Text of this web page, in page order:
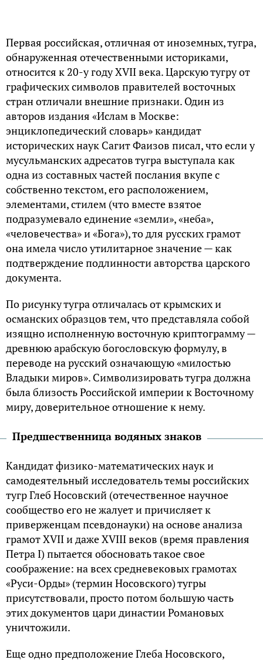
Первая российская, отличная от иноземных, тугра,
обнаруженная отечественными историками,
относится к 20-у году XVII века. Царскую тугру от
графических символов правителей восточных
стран отличали внешние признаки. Один из
авторов издания «Ислам в Москве:
энциклопедический словарь» кандидат
исторических наук Сагит Фаизов писал, что если у
мусульманских адресатов тугра выступала как
одна из составных частей послания вкупе с
собственно текстом, его расположением,
элементами, стилем (что вместе взятое
подразумевало единение «земли», «неба»,
«человечества» и «Бога»), то для русских грамот
она имела число утилитарное значение — как
подтверждение подлинности авторства царского
документа.
По рисунку тугра отличалась от крымских и
османских образцов тем, что представляла собой
изящно исполненную восточную криптограмму —
древнюю арабскую богословскую формулу, в
переводе на русский означающую «милостью
Владыки миров». Символизировать тугра должна
была близость Российской империи к Восточному
миру, доверительное отношение к нему.
Предшественница водяных знаков
Кандидат физико-математических наук и
самодеятельный исследователь темы российских
тугр Глеб Носовский (отечественное научное
сообщество его не жалует и причисляет к
приверженцам псевдонауки) на основе анализа
грамот XVII и даже XVIII веков (время правления
Петра I) пытается обосновать такое свое
соображение: на всех средневековых грамотах
«Руси-Орды» (термин Носовского) тугры
присутствовали, просто потом большую часть
этих документов цари династии Романовых
уничтожили.
Еще одно предположение Глеба Носовского,